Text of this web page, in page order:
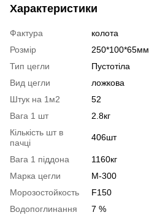
Характеристики
Фактура
колота
Розмір
250*100*65мм
Тип цегли
Пустотіла
Вид цегли
ложкова
Штук на 1м2
52
Вага 1 шт
2.8кг
Кількість шт в
пачці
406шт
Вага 1 піддона
1160кг
Марка цегли
М-300
Морозостойкость
F150
Водопоглинання
7 %